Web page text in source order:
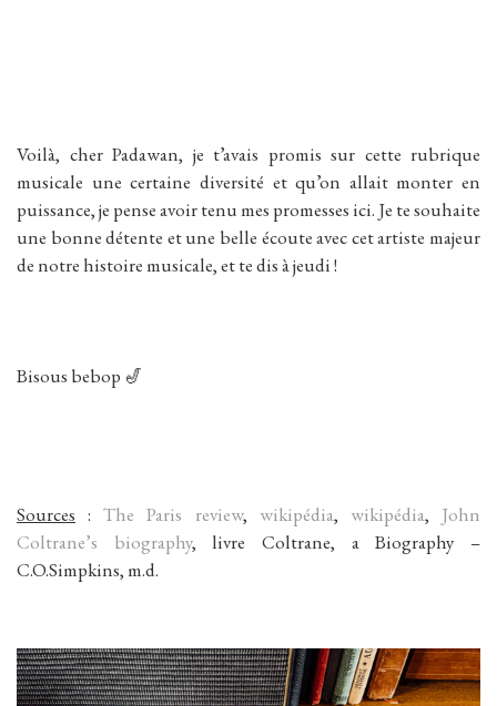
Voilà, cher Padawan, je t’avais promis sur cette rubrique
musicale une certaine diversité et qu’on allait monter en
puissance, je pense avoir tenu mes promesses ici. Je te souhaite
une bonne détente et une belle écoute avec cet artiste majeur
de notre histoire musicale, et te dis à jeudi !
Bisous bebop 🎷
Sources :The Paris review, wikipédia, wikipédia, John
Coltrane’s biography, livre Coltrane, a Biography –
C.O.Simpkins, m.d.